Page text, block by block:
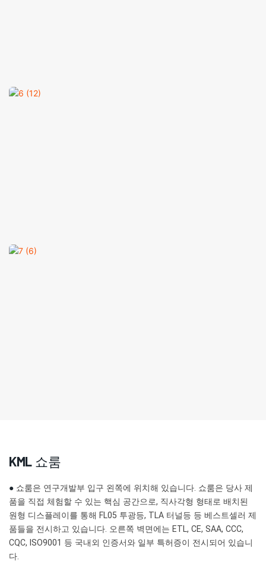
KML 쇼룸
● 쇼룸은 연구개발부 입구 왼쪽에 위치해 있습니다. 쇼룸은 당사 제
품을 직접 체험할 수 있는 핵심 공간으로, 직사각형 형태로 배치된
원형 디스플레이를 통해 FL05 투광등, TLA 터널등 등 베스트셀러 제
품들을 전시하고 있습니다. 오른쪽 벽면에는 ETL, CE, SAA, CCC,
CQC, ISO9001 등 국내외 인증서와 일부 특허증이 전시되어 있습니
다.